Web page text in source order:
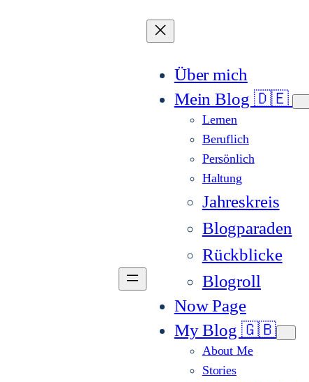
Über mich
Mein Blog 🇩🇪
Lernen
Beruflich
Persönlich
Haltung
Jahreskreis
Blogparaden
Rückblicke
Blogroll
Now Page
My Blog 🇬🇧
About Me
Stories